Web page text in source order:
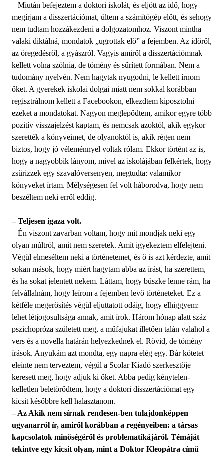
– Miután befejeztem a doktori iskolát, és eljött az idő, hogy
megírjam a disszertációmat, ültem a számítógép előtt, és sehogy
nem tudtam hozzákezdeni a dolgozatomhoz. Viszont mintha
valaki diktálná, mondatok „ugrottak elő” a fejemben. Az időről,
az öregedésről, a gyászról. Vagyis amiről a disszertációmnak
kellett volna szólnia, de tömény és sűrített formában. Nem a
tudomány nyelvén. Nem hagytak nyugodni, le kellett írnom
őket. A gyerekek iskolai dolgai miatt nem sokkal korábban
regisztrálnom kellett a Facebookon, elkezdtem kiposztolni
ezeket a mondatokat. Nagyon meglepődtem, amikor egyre több
pozitív visszajelzést kaptam, és nemcsak azoktól, akik egykor
szerették a könyveimet, de olyanoktól is, akik régen nem
biztos, hogy jó véleménnyel voltak rólam. Ekkor történt az is,
hogy a nagyobbik lányom, mivel az iskolájában felkértek, hogy
zsűrizzek egy szavalóversenyen, megtudta: valamikor
könyveket írtam. Mélységesen fel volt háborodva, hogy nem
beszéltem neki erről eddig.
– Teljesen igaza volt.
– Én viszont zavarban voltam, hogy mit mondjak neki egy
olyan múltról, amit nem szeretek. Amit igyekeztem elfelejteni.
Végül elmeséltem neki a történetemet, és ő is azt kérdezte, amit
sokan mások, hogy miért hagytam abba az írást, ha szerettem,
és ha sokat jelentett nekem. Láttam, hogy büszke lenne rám, ha
felvállalnám, hogy leírom a fejemben levő történeteket. Ez a
kétféle megerősítés végül eljuttatott odáig, hogy elhiggyem:
lehet létjogosultsága annak, amit írok. Három hónap alatt száz
pszichopróza született meg, a műfajukat illetően talán valahol a
vers és a novella határán helyezkednek el. Rövid, de tömény
írások. Anyukám azt mondta, egy napra elég egy. Bár kötetet
eleinte nem terveztem, végül a Scolar Kiadó szerkesztője
keresett meg, hogy adjuk ki őket. Abba pedig kénytelen-
kelletlen beletörődtem, hogy a doktori disszertációmat egy
kicsit későbbre kell halasztanom.
– Az Akik nem sírnak rendesen-ben tulajdonképpen
ugyanarról ír, amiről korábban a regényeiben: a társas
kapcsolatok minőségéről és problematikájáról. Témáját
tekintve egy kicsit olyan, mint a Doktor Kleopátra című